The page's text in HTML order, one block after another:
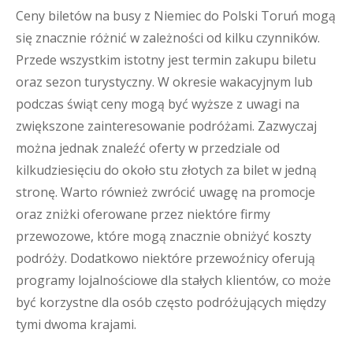
Ceny biletów na busy z Niemiec do Polski Toruń mogą
się znacznie różnić w zależności od kilku czynników.
Przede wszystkim istotny jest termin zakupu biletu
oraz sezon turystyczny. W okresie wakacyjnym lub
podczas świąt ceny mogą być wyższe z uwagi na
zwiększone zainteresowanie podróżami. Zazwyczaj
można jednak znaleźć oferty w przedziale od
kilkudziesięciu do około stu złotych za bilet w jedną
stronę. Warto również zwrócić uwagę na promocje
oraz zniżki oferowane przez niektóre firmy
przewozowe, które mogą znacznie obniżyć koszty
podróży. Dodatkowo niektóre przewoźnicy oferują
programy lojalnościowe dla stałych klientów, co może
być korzystne dla osób często podróżujących między
tymi dwoma krajami.